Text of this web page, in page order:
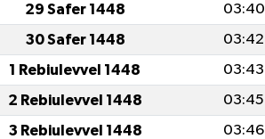
29 Safer 1448 03:40
30 Safer 1448 03:42
1 Rebiulevvel 1448 03:43
2 Rebiulevvel 1448 03:45
3 Rebiulevvel 1448 03:46